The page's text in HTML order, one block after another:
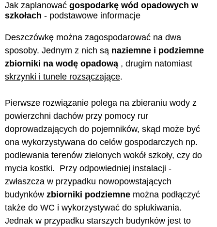
Jak zaplanować gospodarkę wód opadowych w
szkołach - podstawowe informacje
Deszczówkę można zagospodarować na dwa
sposoby. Jednym z nich są naziemne i podziemne
zbiorniki na wodę opadową , drugim natomiast
skrzynki i tunele rozsączające.
Pierwsze rozwiązanie polega na zbieraniu wody z
powierzchni dachów przy pomocy rur
doprowadzających do pojemników, skąd może być
ona wykorzystywana do celów gospodarczych np.
podlewania terenów zielonych wokół szkoły, czy do
mycia kostki. Przy odpowiedniej instalacji -
zwłaszcza w przypadku nowopowstających
budynków zbiorniki podziemne można podłączyć
także do WC i wykorzystywać do spłukiwania.
Jednak w przypadku starszych budynków jest to